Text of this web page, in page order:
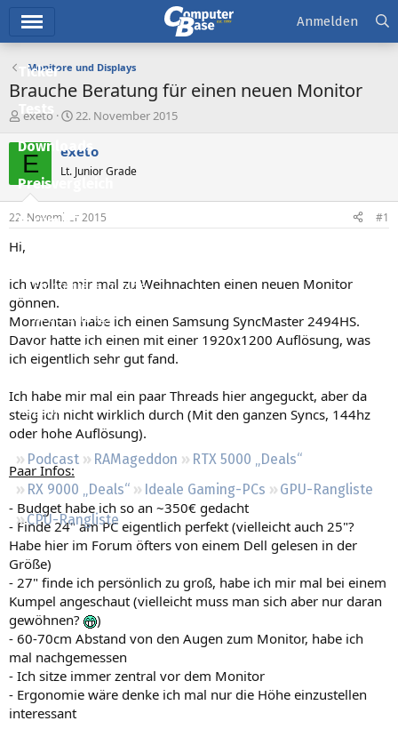
Ticker
Tests
Downloads
Preisvergleich
Forum
Aktuelles
Empfohlene Inhalte
Neue Beiträge
Neueste Aktivitäten
Regeln
Podcast RAMageddon
RTX 5000 „Deals“
RX 9000 „Deals“
Ideale Gaming-PCs
GPU-Rangliste
CPU-Rangliste
Anmelden
Monitore und Displays
Brauche Beratung für einen neuen Monitor
E
s
e
e
exeto
E
s
e
t
22. November 2015
E exeto
Lt. Junior Grade
22. November 2015 #1
Hi,
ich wollte mir mal zu Weihnachten einen neuen Monitor
gönnen.
Momentan habe ich einen Samsung SyncMaster 2494HS.
Davor hatte ich einen mit einer 1920x1200 Auflösung, was
ich eigentlich sehr gut fand.
Ich habe mir mal ein paar Threads hier angeguckt, aber da
steig ich nicht wirklich durch (Mit den ganzen Syncs, 144hz
oder hohe Auflösung).
Paar Infos:
- Budget habe ich so an ~350€ gedacht
- Finde 24" am PC eigentlich perfekt (vielleicht auch 25"?
Habe hier im Forum öfters von einem Dell gelesen in der
Größe)
- 27" finde ich persönlich zu groß, habe ich mir mal bei einem
Kumpel angeschaut (vielleicht muss man sich aber nur daran
gewöhnen?
)
- 60-70cm Abstand von den Augen zum Monitor, habe ich
mal nachgemessen
- Ich sitze immer zentral vor dem Monitor
- Ergonomie wäre denke ich mal nur die Höhe einzustellen
interessant